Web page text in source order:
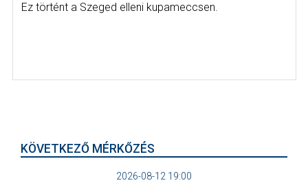
Ez történt a Szeged elleni kupameccsen.
KÖVETKEZŐ MÉRKŐZÉS
2026-08-12 19:00